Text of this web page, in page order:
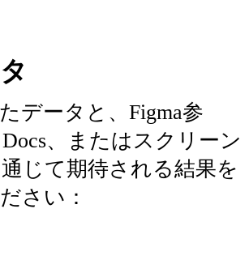
データと、Figma参
Docs、またはスクリーン
じて期待される結果を
さい：